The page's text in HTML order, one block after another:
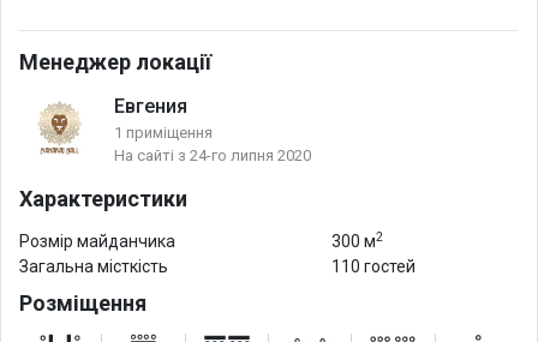
Менеджер локації
Евгения
1 приміщення
На сайті з 24-го липня 2020
Характеристики
Розмір майданчика 300 м2
Загальна місткість 110 гостей
Розміщення